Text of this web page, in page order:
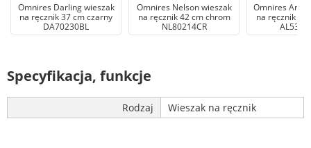
Omnires Darling wieszak
na ręcznik 37 cm czarny
DA70230BL
Omnires Nelson wieszak
na ręcznik 42 cm chrom
NL80214CR
Omnires Art
na ręcznik 65
Specyfikacja, funkcje
Rodzaj Wieszak na ręcznik